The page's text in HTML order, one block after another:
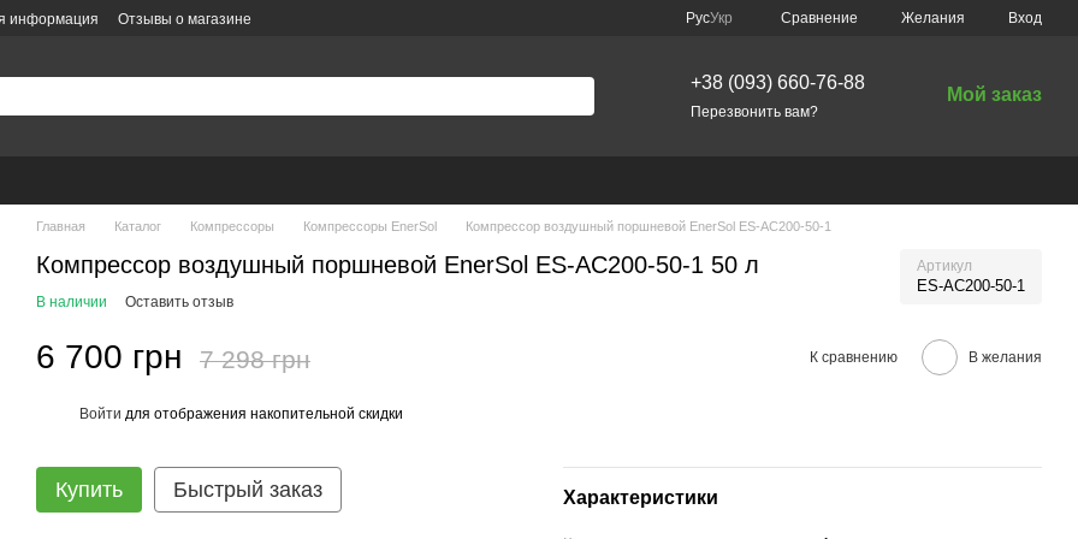
информация
Отзывы о магазине
РусУкр Сравнение Желания Вход
+38 (093) 660-76-88
Перезвонить вам?
Мой заказ
Главная Каталог Компрессоры Компрессоры EnerSol Компрессор воздушный поршневой EnerSol ES-AC200-50-1
Компрессор воздушный поршневой EnerSol ES-AC200-50-1 50 л Артикул
ES-AC200-50-1
В наличии Оставить отзыв
6 700 грн 7 298 грн К сравнению В желания
Войти для отображения накопительной скидки
Купить Быстрый заказ Характеристики